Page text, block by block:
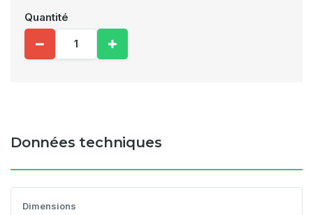
Quantité
Données techniques
Dimensions